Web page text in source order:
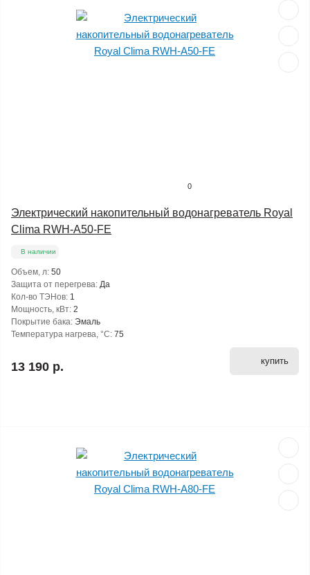
0
Электрический накопительный водонагреватель Royal
Clima RWH-A50-FE
В наличии
Объем, л: 50
Защита от перегрева: Да
Кол-во ТЭНов: 1
Мощность, кВт: 2
Покрытие бака: Эмаль
Температура нагрева, °С: 75
13 190 р. купить